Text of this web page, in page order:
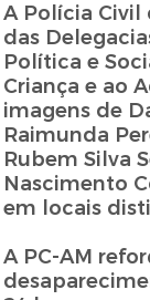
A Polícia Civil
das
Política e
Criança e ao
imagens de
Raimunda
Rubem Silva
Nascimento
em locais
A PC-AM